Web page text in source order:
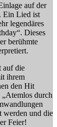
auf der
Ein Lied ist
legendäres
Dieses
berühmte
auf die
ihrem
den Hit
durch
werden und die
Feier!